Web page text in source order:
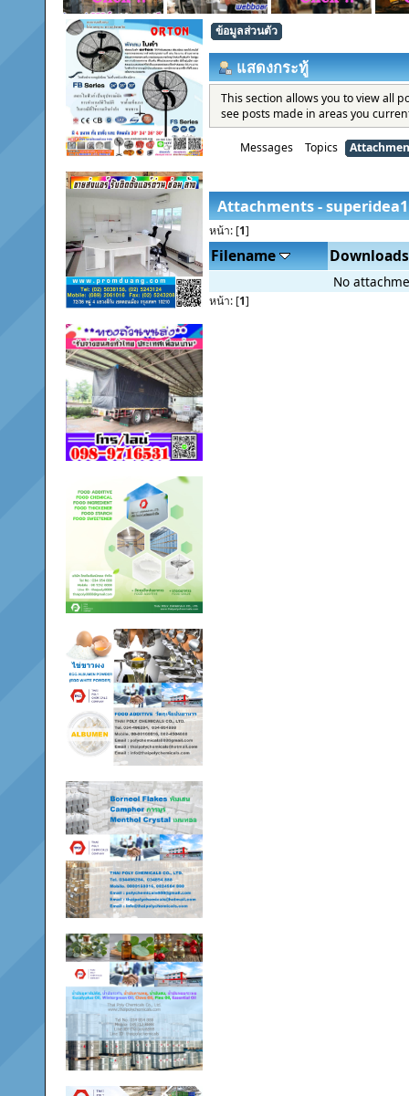
ข้อมูลส่วนตัว
แสดงกระทู้
This section allows you to view all
see posts made in areas you
Messages Topics
Attachments - superidea1
หน้า: [1]
Filename Downloads
No
หน้า: [1]